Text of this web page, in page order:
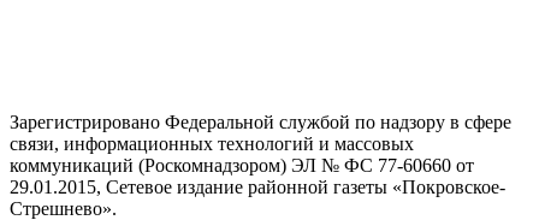
Зарегистрировано Федеральной службой по надзору в сфере
связи, информационных технологий и массовых
коммуникаций (Роскомнадзором) ЭЛ № ФС 77-60660 от
29.01.2015, Сетевое издание районной газеты «Покровское-
Стрешнево».